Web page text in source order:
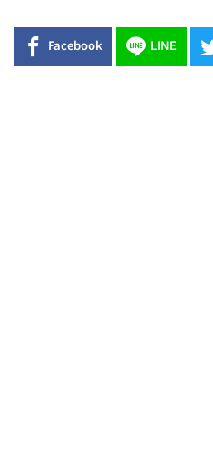
Facebook LINE